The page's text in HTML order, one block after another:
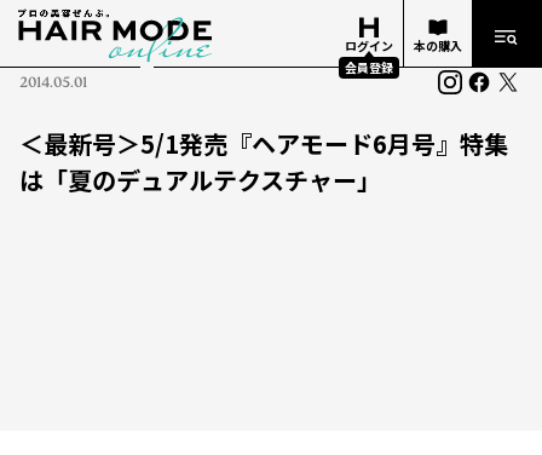
ログイン
会員登録
本の購入
2014.05.01
＜最新号＞5/1発売『ヘアモード6月号』特集
は「夏のデュアルテクスチャー」